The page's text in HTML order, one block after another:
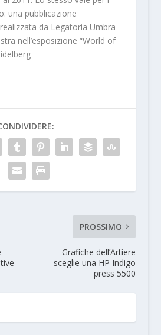
una pubblicazione
da Legatoria Umbra
nell’esposizione “World of
PROSSIMO
Grafiche dell’Artiere
sceglie una HP Indigo
press 5500